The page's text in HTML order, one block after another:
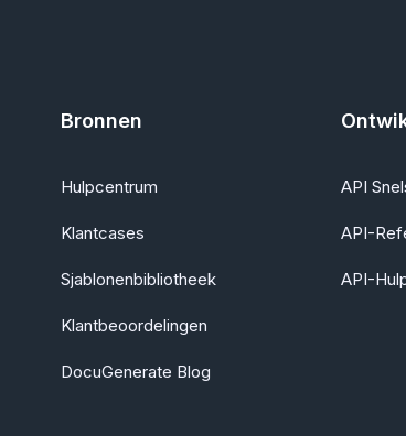
Bronnen
Hulpcentrum
Klantcases
Sjablonenbibliotheek
Klantbeoordelingen
DocuGenerate Blog
API
API-
API-